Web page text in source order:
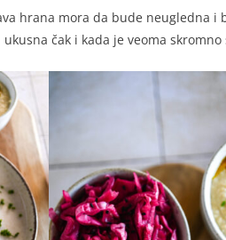
hrana mora da bude neugledna i
čak i kada je veoma